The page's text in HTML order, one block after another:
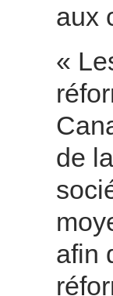
aux
«
de
afin